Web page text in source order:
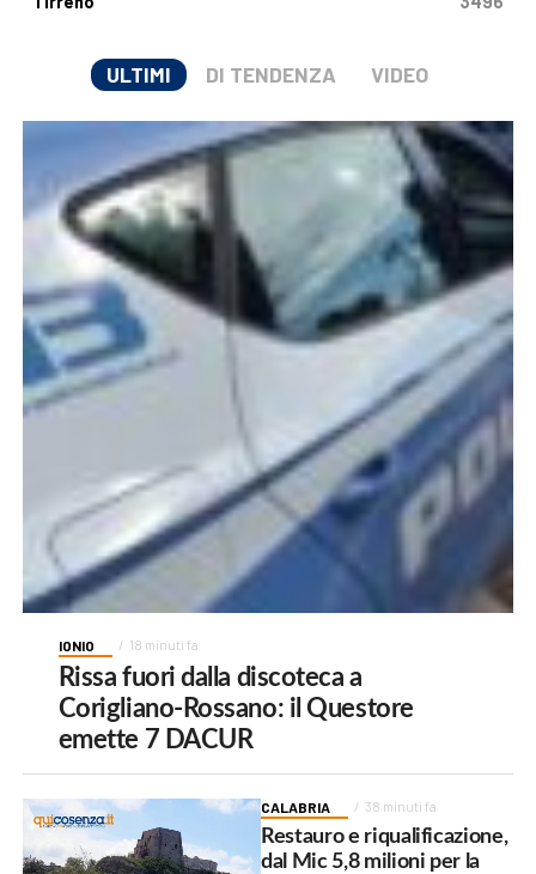
ULTIMI DI TENDENZA VIDEO
IONIO 18 minuti fa
Rissa fuori dalla discoteca a
Corigliano-Rossano: il Questore
emette 7 DACUR
CALABRIA 38 minuti fa
Restauro e riqualificazione,
dal Mic 5,8 milioni per la